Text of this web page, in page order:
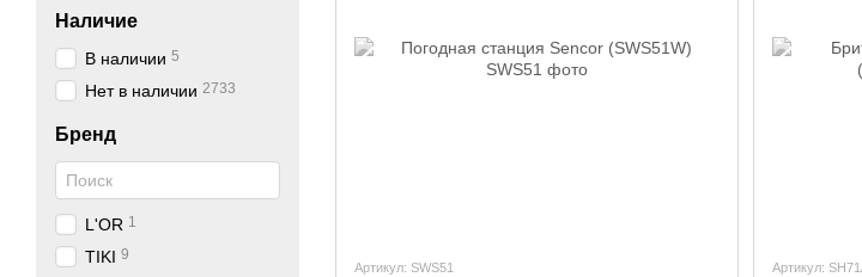
Артикул: SWS51 Артикул:
Наличие
В наличии 5
Нет в наличии 2733
Бренд
L'OR 1
TIKI 9